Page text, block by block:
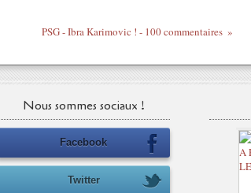
PSG - Ibra Karimovic ! - 100 commentaires
Nous sommes sociaux !
Facebook
Twitter